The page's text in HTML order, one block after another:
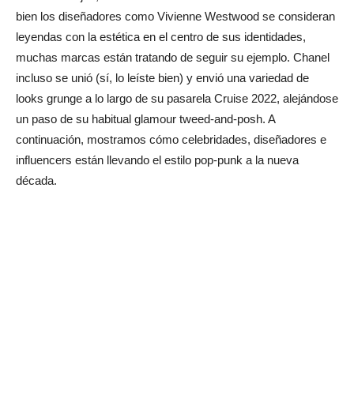
bien los diseñadores como Vivienne Westwood se consideran
leyendas con la estética en el centro de sus identidades,
muchas marcas están tratando de seguir su ejemplo. Chanel
incluso se unió (sí, lo leíste bien) y envió una variedad de
looks grunge a lo largo de su pasarela Cruise 2022, alejándose
un paso de su habitual glamour tweed-and-posh. A
continuación, mostramos cómo celebridades, diseñadores e
influencers están llevando el estilo pop-punk a la nueva
década.